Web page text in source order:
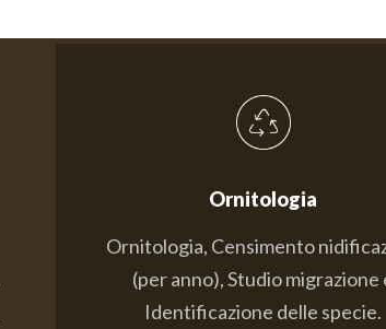
Ornitologia
Ornitologia, Censimento
(per anno), Studio migrazione
Identificazione delle specie.